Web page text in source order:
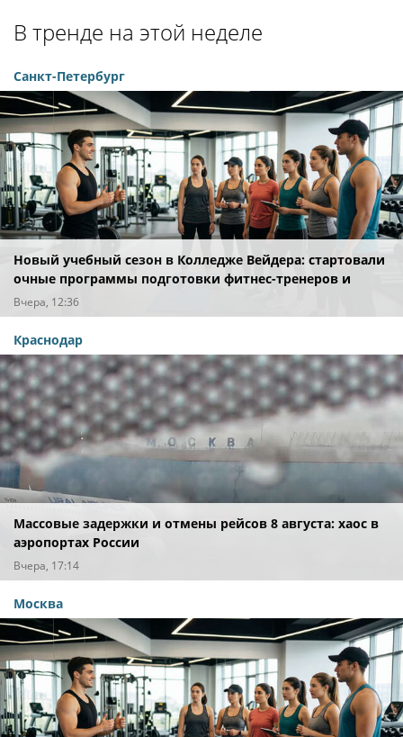
В тренде на этой неделе
Санкт-Петербург
Новый учебный сезон в Колледже Вейдера: стартовали
очные программы подготовки фитнес-тренеров и
специалистов индустрии здоровья
Вчера, 12:36
Краснодар
Массовые задержки и отмены рейсов 8 августа: хаос в
аэропортах России
Вчера, 17:14
Москва